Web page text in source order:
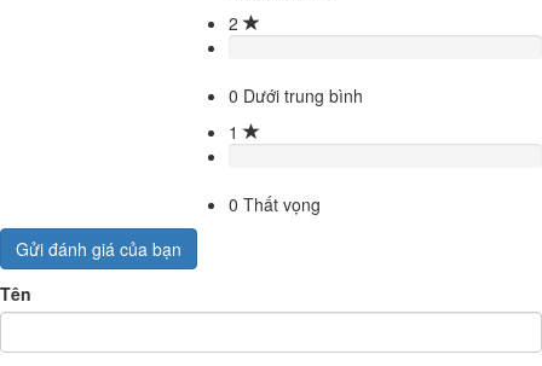
2
0 Dưới trung bình
1
0 Thất vọng
Gửi đánh giá của bạn
Tên